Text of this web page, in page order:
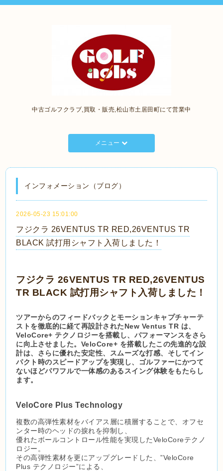
中古ゴルフクラブ,買取・販売,松山市土居田町にて営業中
メニュー
インフォメーション（ブログ）
2026-05-23 15:01:00
フジクラ 26VENTUS TR RED,26VENTUS TR
BLACK 試打用シャフト入荷しました！
フジクラ 26VENTUS TR RED,26VENTUS
TR BLACK 試打用シャフト入荷しました！
ツアーからのフィードバックとモーションキャプチャーテ
ストを徹底的に経て再設計されたNew Ventus TR は、
VeloCore+ テクノロジーを搭載し、パフォーマンスをさら
に向上させました。VeloCore+ を搭載したこの先進的な設
計は、さらに優れた安定性、スムーズな打感、そしてイン
パクト時のスピードアップを実現し、ゴルファーにかつて
ないほどパワフルで一体感のあるスイング体験をもたらし
ます。
VeloCore Plus Technology
複数の高弾性素材をバイアス層に積層することで、オフセ
ンター時のヘッドの捩れを抑制し、
優れたボールコントロール性能を実現したVeloCoreテクノ
ロジー。
その高弾性素材を更にアップグレードした、”VeloCore
Plus テクノロジー”による、